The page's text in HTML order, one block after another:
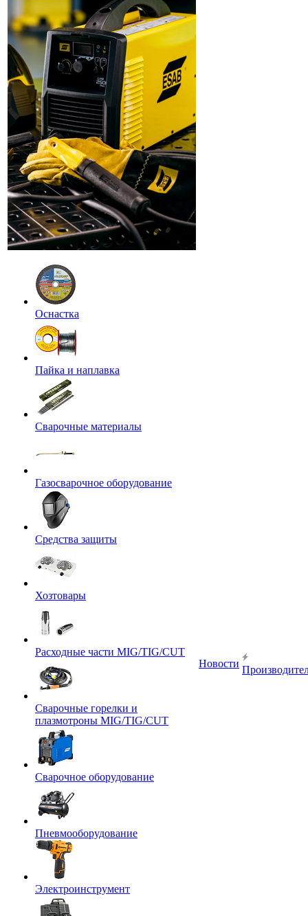
Оснастка
Пайка и наплавка
Сварочные материалы
Газосварочное оборудование
Средства защиты
Хозтовары
Расходные части MIG/TIG/CUT
Сварочные горелки и
плазмотроны MIG/TIG/CUT
Сварочное оборудование
Пневмооборудование
Электроинструмент
Новости